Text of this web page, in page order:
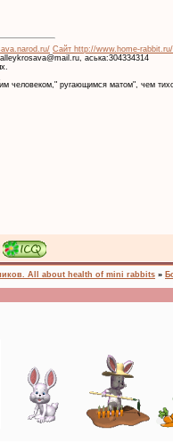
Сайт http://www.home-rabbit.ru/
аська:304334314
человеком," ругающимся матом", чем
All about health of mini rabbits »